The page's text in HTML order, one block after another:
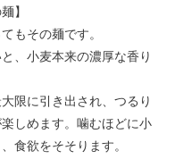
】
もその麺です。
、小麦本来の濃厚な香り
限に引き出され、つるり
しめます。噛むほどに小
食欲をそそります。